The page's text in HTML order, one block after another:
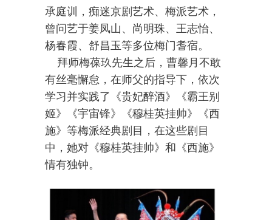
承庭训，痴迷京剧艺术、梅派艺术，
曾问艺于姜凤山、尚明珠、王志怡、
杨春霞、舒昌玉等多位梅门耆宿。
拜师梅葆玖先生之后，曹馨月不敢
有丝毫懈怠，在师父的指导下，依次
学习并实践了《贵妃醉酒》《霸王别
姬》《宇宙锋》《穆桂英挂帅》《西
施》等梅派经典剧目，在这些剧目
中，她对《穆桂英挂帅》和《西施》
情有独钟。